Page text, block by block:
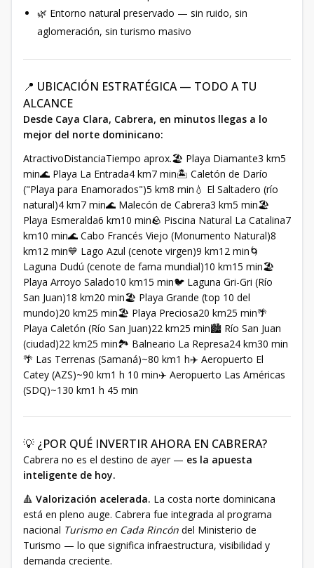
🌿 Entorno natural preservado — sin ruido, sin
aglomeración, sin turismo masivo
📍 UBICACIÓN ESTRATÉGICA — TODO A TU
ALCANCE
Desde Caya Clara, Cabrera, en minutos llegas a lo
mejor del norte dominicano:
AtractivoDistanciaTiempo aprox.🏖️ Playa Diamante3 km5
min🌊 Playa La Entrada4 km7 min🏝️ Caletón de Darío
("Playa para Enamorados")5 km8 min💧 El Saltadero (río
natural)4 km7 min🌊 Malecón de Cabrera3 km5 min🏖️
Playa Esmeralda6 km10 min🪨 Piscina Natural La Catalina7
km10 min🌊 Cabo Francés Viejo (Monumento Natural)8
km12 min💙 Lago Azul (cenote virgen)9 km12 min🌀
Laguna Dudú (cenote de fama mundial)10 km15 min🏖️
Playa Arroyo Salado10 km15 min🐦 Laguna Gri-Gri (Río
San Juan)18 km20 min🏖️ Playa Grande (top 10 del
mundo)20 km25 min🏖️ Playa Preciosa20 km25 min🌴
Playa Caletón (Río San Juan)22 km25 min🏙️ Río San Juan
(ciudad)22 km25 min🏞️ Balneario La Represa24 km30 min
🌴 Las Terrenas (Samaná)~80 km1 h✈️ Aeropuerto El
Catey (AZS)~90 km1 h 10 min✈️ Aeropuerto Las Américas
(SDQ)~130 km1 h 45 min
💡 ¿POR QUÉ INVERTIR AHORA EN CABRERA?
Cabrera no es el destino de ayer — es la apuesta
inteligente de hoy.
🔺 Valorización acelerada. La costa norte dominicana
está en pleno auge. Cabrera fue integrada al programa
nacional Turismo en Cada Rincón del Ministerio de
Turismo — lo que significa infraestructura, visibilidad y
demanda creciente.